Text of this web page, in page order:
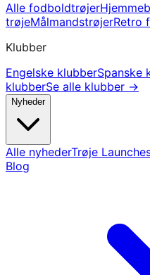
Alle fodboldtrøjer
trøjeMålmandstrøjerRetro
Klubber
Engelske klubberSpanske
klubberSe alle klubber →
Nyheder
Alle nyhederTrøje
Blog